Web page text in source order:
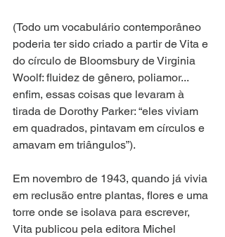
(Todo um vocabulário contemporâneo
poderia ter sido criado a partir de Vita e
do círculo de Bloomsbury de Virginia
Woolf: fluidez de gênero, poliamor...
enfim, essas coisas que levaram à
tirada de Dorothy Parker: “eles viviam
em quadrados, pintavam em círculos e
amavam em triângulos”).
Em novembro de 1943, quando já vivia
em reclusão entre plantas, flores e uma
torre onde se isolava para escrever,
Vita publicou pela editora Michel